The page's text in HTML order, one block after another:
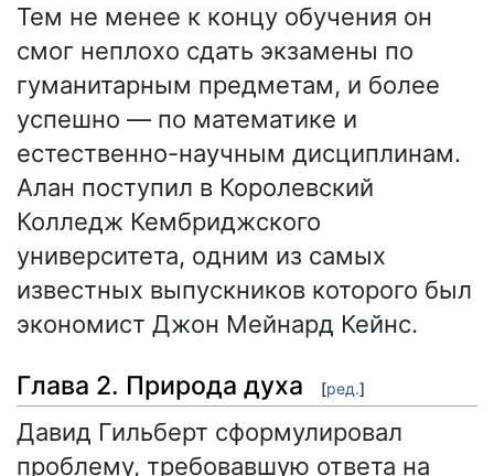
Тем не менее к концу обучения он
смог неплохо сдать экзамены по
гуманитарным предметам, и более
успешно — по математике и
естественно-научным дисциплинам.
Алан поступил в Королевский
Колледж Кембриджского
университета, одним из самых
известных выпускников которого был
экономист Джон Мейнард Кейнс.
Глава 2. Природа духа [ред.]
Давид Гильберт сформулировал
проблему, требовавшую ответа на